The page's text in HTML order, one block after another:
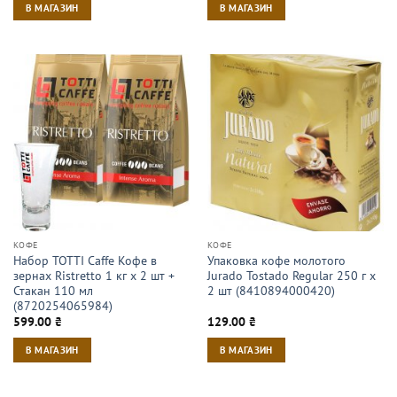
В МАГАЗИН В МАГАЗИН
КОФЕ
Набор TOTTI Caffe Кофе в
зернах Ristrettо 1 кг х 2 шт +
Стакан 110 мл
(8720254065984)
599.00 ₴
В МАГАЗИН
КОФЕ
Упаковка кофе молотого
Jurado Tostado Regular 250 г х
2 шт (8410894000420)
129.00 ₴
В МАГАЗИН